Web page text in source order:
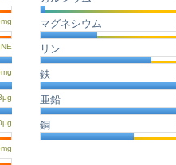
マグネシウム
リン
鉄
亜鉛
銅